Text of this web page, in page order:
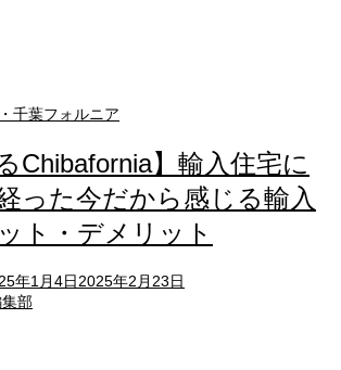
千葉フォルニア
Chibafornia】輸入住宅に
った今だから感じる輸入
ト・デメリット
年1月4日2025年2月23日
部